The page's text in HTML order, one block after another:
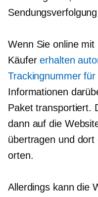
Wenn Sie online
Käufererhalten
Trackingnummer
Informationen
Paket transportiert.
dann auf die
übertragen und
orten.
Allerdings kann die